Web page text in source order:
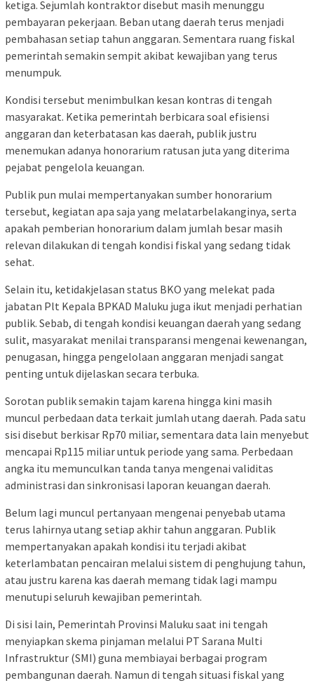
ketiga. Sejumlah kontraktor disebut masih menunggu
pembayaran pekerjaan. Beban utang daerah terus menjadi
pembahasan setiap tahun anggaran. Sementara ruang fiskal
pemerintah semakin sempit akibat kewajiban yang terus
menumpuk.
Kondisi tersebut menimbulkan kesan kontras di tengah
masyarakat. Ketika pemerintah berbicara soal efisiensi
anggaran dan keterbatasan kas daerah, publik justru
menemukan adanya honorarium ratusan juta yang diterima
pejabat pengelola keuangan.
Publik pun mulai mempertanyakan sumber honorarium
tersebut, kegiatan apa saja yang melatarbelakanginya, serta
apakah pemberian honorarium dalam jumlah besar masih
relevan dilakukan di tengah kondisi fiskal yang sedang tidak
sehat.
Selain itu, ketidakjelasan status BKO yang melekat pada
jabatan Plt Kepala BPKAD Maluku juga ikut menjadi perhatian
publik. Sebab, di tengah kondisi keuangan daerah yang sedang
sulit, masyarakat menilai transparansi mengenai kewenangan,
penugasan, hingga pengelolaan anggaran menjadi sangat
penting untuk dijelaskan secara terbuka.
Sorotan publik semakin tajam karena hingga kini masih
muncul perbedaan data terkait jumlah utang daerah. Pada satu
sisi disebut berkisar Rp70 miliar, sementara data lain menyebut
mencapai Rp115 miliar untuk periode yang sama. Perbedaan
angka itu memunculkan tanda tanya mengenai validitas
administrasi dan sinkronisasi laporan keuangan daerah.
Belum lagi muncul pertanyaan mengenai penyebab utama
terus lahirnya utang setiap akhir tahun anggaran. Publik
mempertanyakan apakah kondisi itu terjadi akibat
keterlambatan pencairan melalui sistem di penghujung tahun,
atau justru karena kas daerah memang tidak lagi mampu
menutupi seluruh kewajiban pemerintah.
Di sisi lain, Pemerintah Provinsi Maluku saat ini tengah
menyiapkan skema pinjaman melalui PT Sarana Multi
Infrastruktur (SMI) guna membiayai berbagai program
pembangunan daerah. Namun di tengah situasi fiskal yang